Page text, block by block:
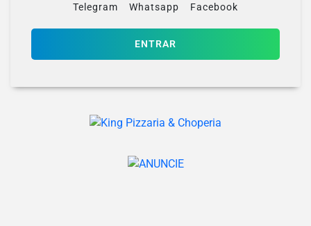
Telegram Whatsapp Facebook
ENTRAR